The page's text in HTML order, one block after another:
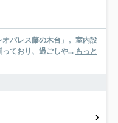
パレス藤の木台」。室内設
ており、過ごしや... もっと